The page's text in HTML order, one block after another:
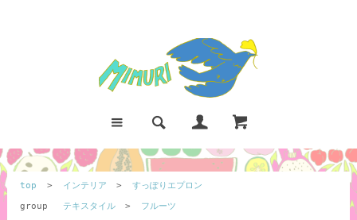
top > インテリア >
すっぽりエプロン
group
テキスタイル > フルーツ